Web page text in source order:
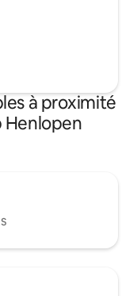
à proximité
Henlopen